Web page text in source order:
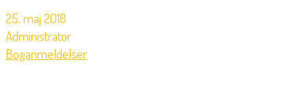
25. maj 2018
Administrator
Boganmeldelser